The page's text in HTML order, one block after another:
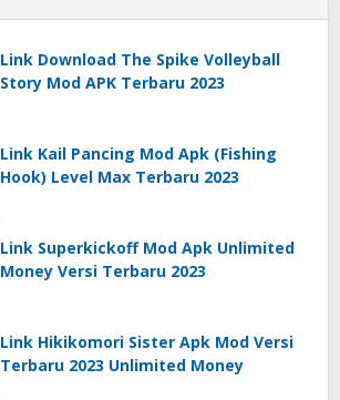
Link Download The Spike Volleyball
Story Mod APK Terbaru 2023
Link Kail Pancing Mod Apk (Fishing
Hook) Level Max Terbaru 2023
Link Superkickoff Mod Apk Unlimited
Money Versi Terbaru 2023
Link Hikikomori Sister Apk Mod Versi
Terbaru 2023 Unlimited Money